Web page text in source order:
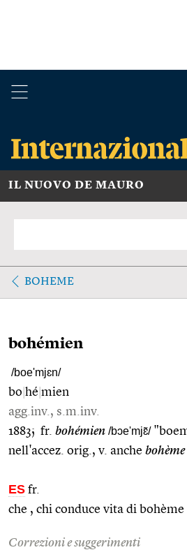
IL NUOVO DE MAURO
BOHEME
bohémien
/boe'mjɛn/
bo hé mien
agg.inv., s.m.inv.
1883; fr. bohémien /bɔe'mjɛ̃/
nell'accez. orig., v. anche bohème
ES fr.
che , chi conduce vita di bohème
Correzioni e suggerimenti